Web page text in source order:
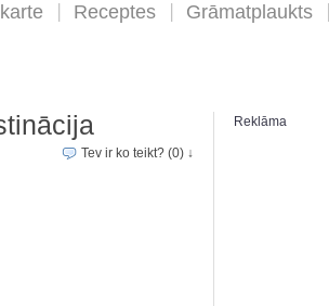
Receptes Grāmatplaukts
Tev ir ko teikt? (0) ↓
Reklāma